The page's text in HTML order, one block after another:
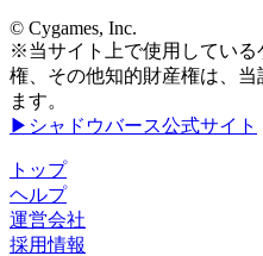
© Cygames, Inc.
※当サイト上で使用している
権、その他知的財産権は、
ます。
▶シャドウバース公式サイト
トップ
ヘルプ
運営会社
採用情報